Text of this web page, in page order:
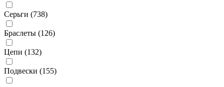
Серьги (738)
Браслеты (126)
Цепи (132)
Подвески (155)